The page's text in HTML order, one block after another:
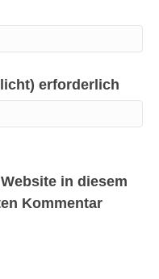
erforderlich
in diesem
Kommentar